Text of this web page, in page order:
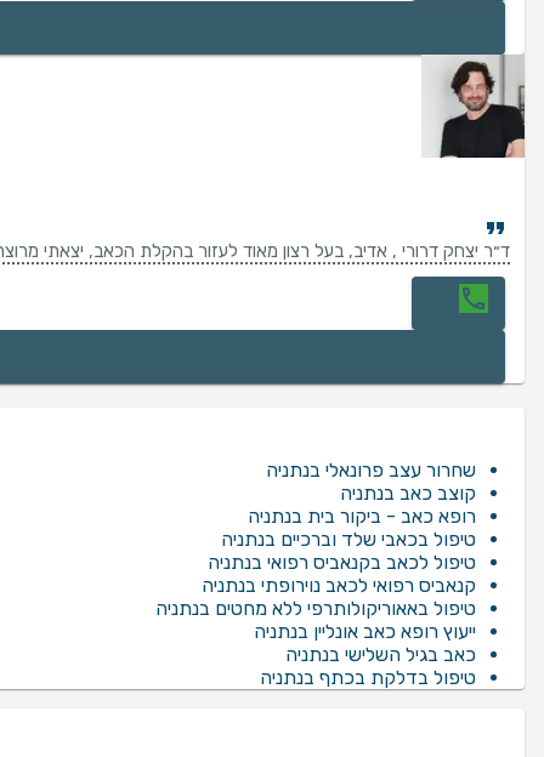
ד״ר יצחק דרורי , אדיב, בעל רצון מאוד לעזור בהקלת הכאב, יצאתי
שחרור עצב פרונאלי בנתניה
קוצב כאב בנתניה
רופא כאב - ביקור בית בנתניה
טיפול בכאבי שלד וברכיים בנתניה
טיפול לכאב בקנאביס רפואי בנתניה
קנאביס רפואי לכאב נוירופתי בנתניה
טיפול באאוריקולותרפי ללא מחטים בנתניה
ייעוץ רופא כאב אונליין בנתניה
כאב בגיל השלישי בנתניה
טיפול בדלקת בכתף בנתניה